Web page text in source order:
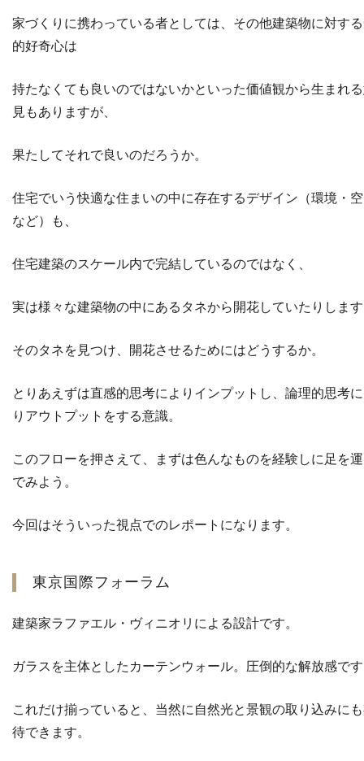
家づくりに携わっている者としては、その他建築物に対す
的好奇心は
持たなくても良いのではないかといった価値観から生まれ
見もありますが、
果たしてそれで良いのだろうか。
住宅でいう快適な住まいの中に存在するデザイン（環境・
など）も、
住宅建築のスケール内で完結しているのではなく、
実は様々な建築物の中にあるタネから開花していたりしま
そのタネを見つけ、開花させるためにはどうするか。
とりあえずは直感的思考によりインプットし、論理的思考
りアウトプットをする意識。
このフローを押さえて、まずは色んなものを経験しに足を
でみよう。
今回はそういった視点でのレポートになります。
東京国際フォーラム
建築家ラファエル・ヴィニオリによる設計です。
ガラスを主体としたカーテンウォール。圧倒的な解放感で
これだけ揃っていると、当然に自然光と景観の取り込みに
待できます。